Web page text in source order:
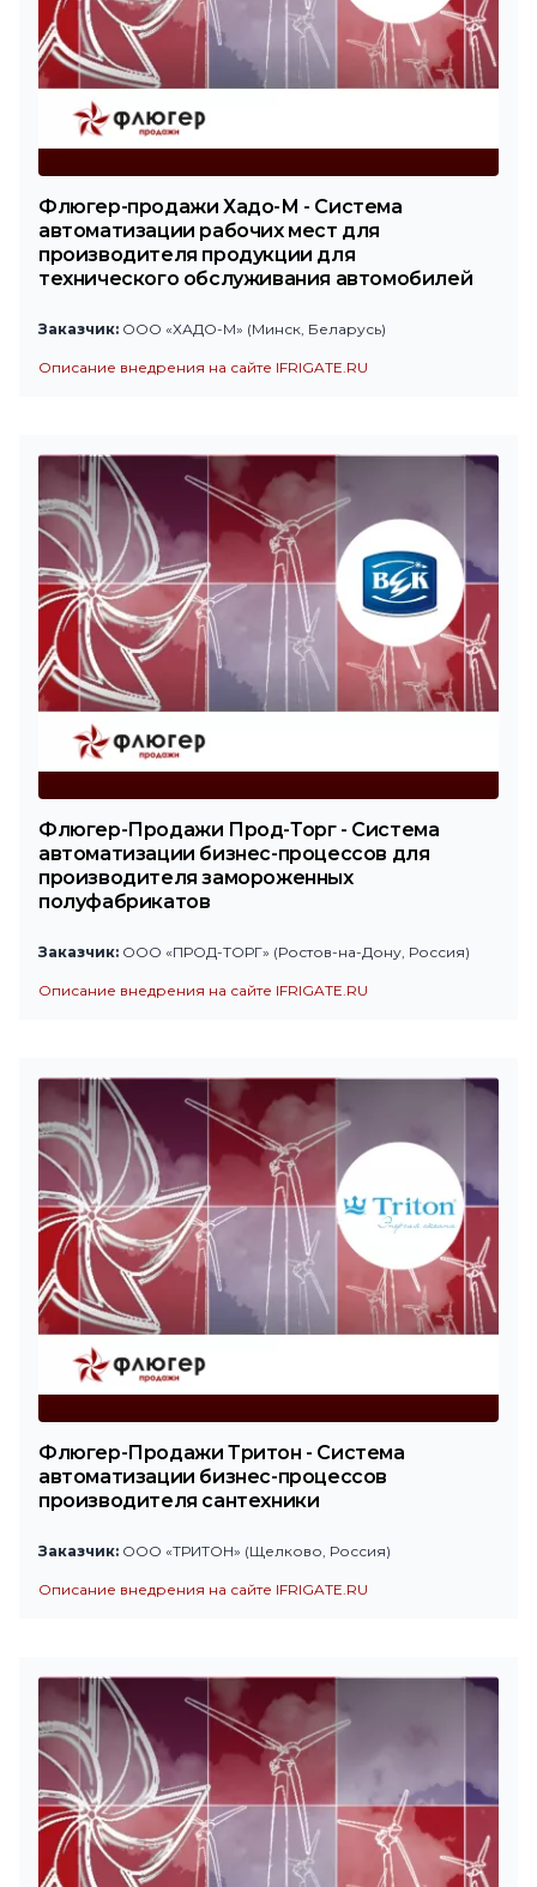
Флюгер-продажи Хадо-М - Система
автоматизации рабочих мест для
производителя продукции для
технического обслуживания автомобилей
Заказчик: ООО «ХАДО-М» (Минск, Беларусь)
Описание внедрения на сайте IFRIGATE.RU
Флюгер-Продажи Прод-Торг - Система
автоматизации бизнес-процессов для
производителя замороженных
полуфабрикатов
Заказчик: ООО «ПРОД-ТОРГ» (Ростов-на-Дону, Россия)
Описание внедрения на сайте IFRIGATE.RU
Флюгер-Продажи Тритон - Система
автоматизации бизнес-процессов
производителя сантехники
Заказчик: ООО «ТРИТОН» (Щелково, Россия)
Описание внедрения на сайте IFRIGATE.RU